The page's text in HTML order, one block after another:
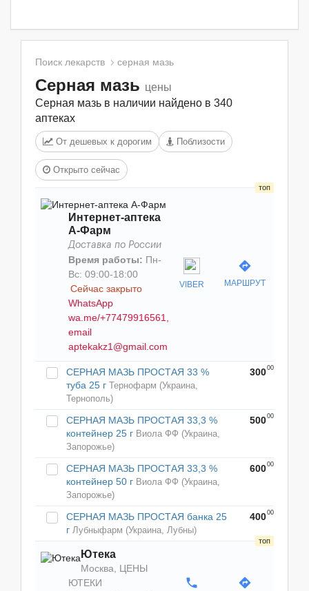
Поиск лекарств серная мазь
Серная мазь цены
Серная мазь в наличии найдено в 340
аптеках
От дешевых к дорогим Поблизости
Открыто сейчас
Интернет-аптека
А-Фарм
Доставка по России
Время работы: Пн-
Вс: 09:00-18:00
Сейчас закрыто
WhatsApp
wa.me/+77479916561,
email
aptekakz1@gmail.com
VIBER
directions
МАРШРУТ
СЕРНАЯ МАЗЬ ПРОСТАЯ 33 %
туба 25 г Тернофарм (Украина,
Тернополь)
30000
СЕРНАЯ МАЗЬ ПРОСТАЯ 33,3 %
контейнер 25 г Виола ФФ (Украина,
Запорожье)
50000
СЕРНАЯ МАЗЬ ПРОСТАЯ 33,3 %
контейнер 50 г Виола ФФ (Украина,
Запорожье)
60000
СЕРНАЯ МАЗЬ ПРОСТАЯ банка 25
г Лубныфарм (Украина, Лубны)
40000
Ютека
Москва, ЦЕНЫ
ЮТЕКИ
phone directions